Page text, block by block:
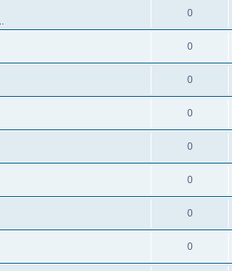
0
0
0
0
0
0
0
0